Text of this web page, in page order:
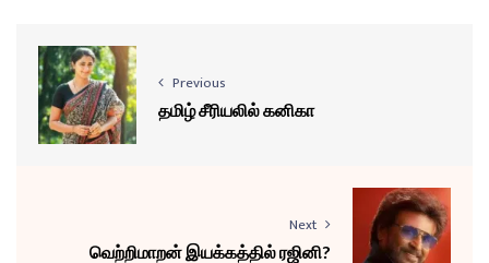
Previous
தமிழ் சீரியலில் கனிகா
Next
வெற்றிமாறன் இயக்கத்தில் ரஜினி?